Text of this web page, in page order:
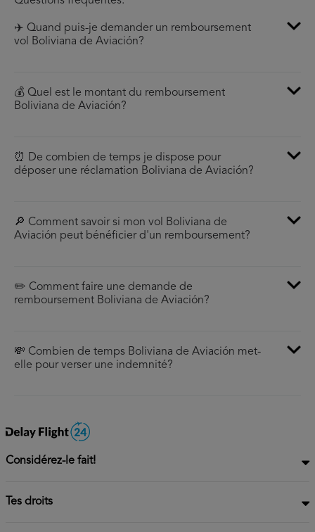
✈️ Quand puis-je demander un remboursement
vol Boliviana de Aviación?
💰 Quel est le montant du remboursement
Boliviana de Aviación?
⏰ De combien de temps je dispose pour
déposer une réclamation Boliviana de Aviación?
🔎 Comment savoir si mon vol Boliviana de
Aviación peut bénéficier d'un remboursement?
✏️ Comment faire une demande de
remboursement Boliviana de Aviación?
💸 Combien de temps Boliviana de Aviación met-
elle pour verser une indemnité?
Considérez-le fait!
Tes droits